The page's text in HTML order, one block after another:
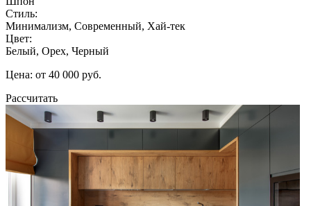
Стиль:
Минимализм, Современный, Хай-тек
Цвет:
Белый, Орех, Черный
Цена: от 40 000 руб.
Рассчитать